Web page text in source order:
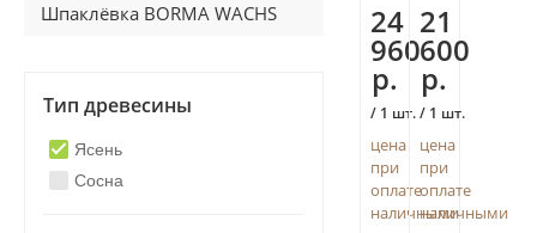
Шпаклёвка BORMA WACHS
Тип древесины
Ясень
Сосна
24
960
р.
/ 1 шт.
цена
при
оплате
наличными
21
600
р.
/ 1 шт.
цена
при
оплате
наличными